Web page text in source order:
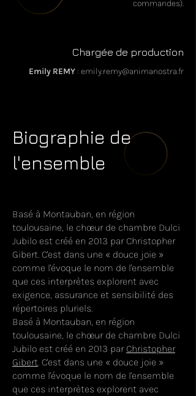
commandes).
Chargée de production
Emily REMY : emily.remy@animanostra.fr
Biographie de
l'ensemble
Basé à Montauban, en région
toulousaine, le chœur de chambre Dulci
Jubilo est créé en 2013 par Christopher
Gibert. C'est dans une « douce joie »
comme l'évoque le nom de l'ensemble
que ces interprètes explorent avec
exigence, assurance et sensibilité des
répertoires pluriels.
Basé à Montauban, en région
toulousaine, le chœur de chambre Dulci
Jubilo est créé en 2013 par Christopher
Gibert. C'est dans une « douce joie »
comme l'évoque le nom de l'ensemble
que ces interprètes explorent avec